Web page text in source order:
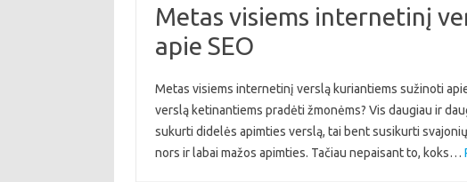
Metas visiems internetinį
apie SEO
Metas visiems internetinį verslą kuriantiems sužinoti
verslą ketinantiems pradėti žmonėms? Vis daugiau ir
sukurti didelės apimties verslą, tai bent susikurti
nors ir labai mažos apimties. Tačiau nepaisant to, koks…